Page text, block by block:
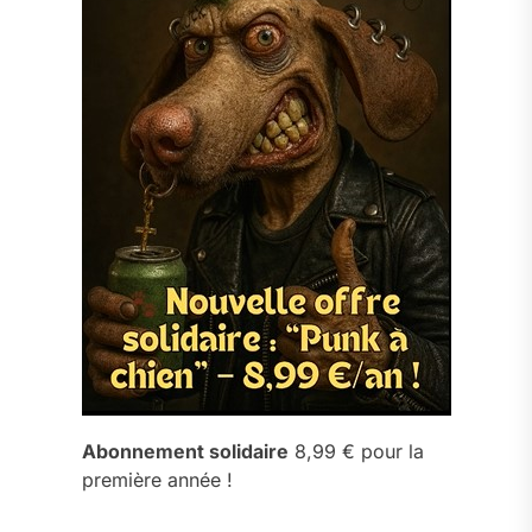
Abonnement solidaire 8,99 € pour la
première année !